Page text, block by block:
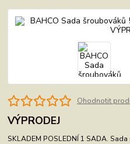
Ohodnotit
VÝPRODEJ
SKLADEM POSLEDNÍ 1 SADA.